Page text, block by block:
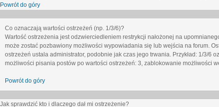
Powrót do góry
Co oznaczają wartości ostrzeżeń (np. 1/3/6)?
Wartość ostrzeżenia jest odzwierciedleniem restrykcji nałożonej na
może zostać pozbawiony możliwości wypowiadania się lub wejścia na forum.
ostrzeżeń ustala administrator, podobnie jak czas jego trwania. Przykład: 1/3/6
możliwości pisania postów po wartości ostrzeżeń: 3, zablokowanie możliwości
Powrót do góry
Jak sprawdzić kto i dlaczego dał mi ostrzeżenie?